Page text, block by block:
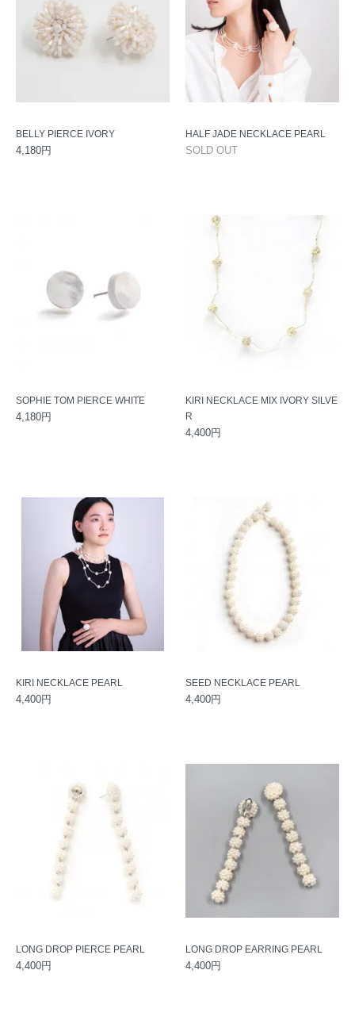
BELLY PIERCE IVORY
4,180円
HALF JADE NECKLACE PEARL
SOLD OUT
SOPHIE TOM PIERCE WHITE
4,180円
KIRI NECKLACE MIX IVORY SILVE
R
4,400円
KIRI NECKLACE PEARL
4,400円
SEED NECKLACE PEARL
4,400円
LONG DROP PIERCE PEARL
4,400円
LONG DROP EARRING PEARL
4,400円